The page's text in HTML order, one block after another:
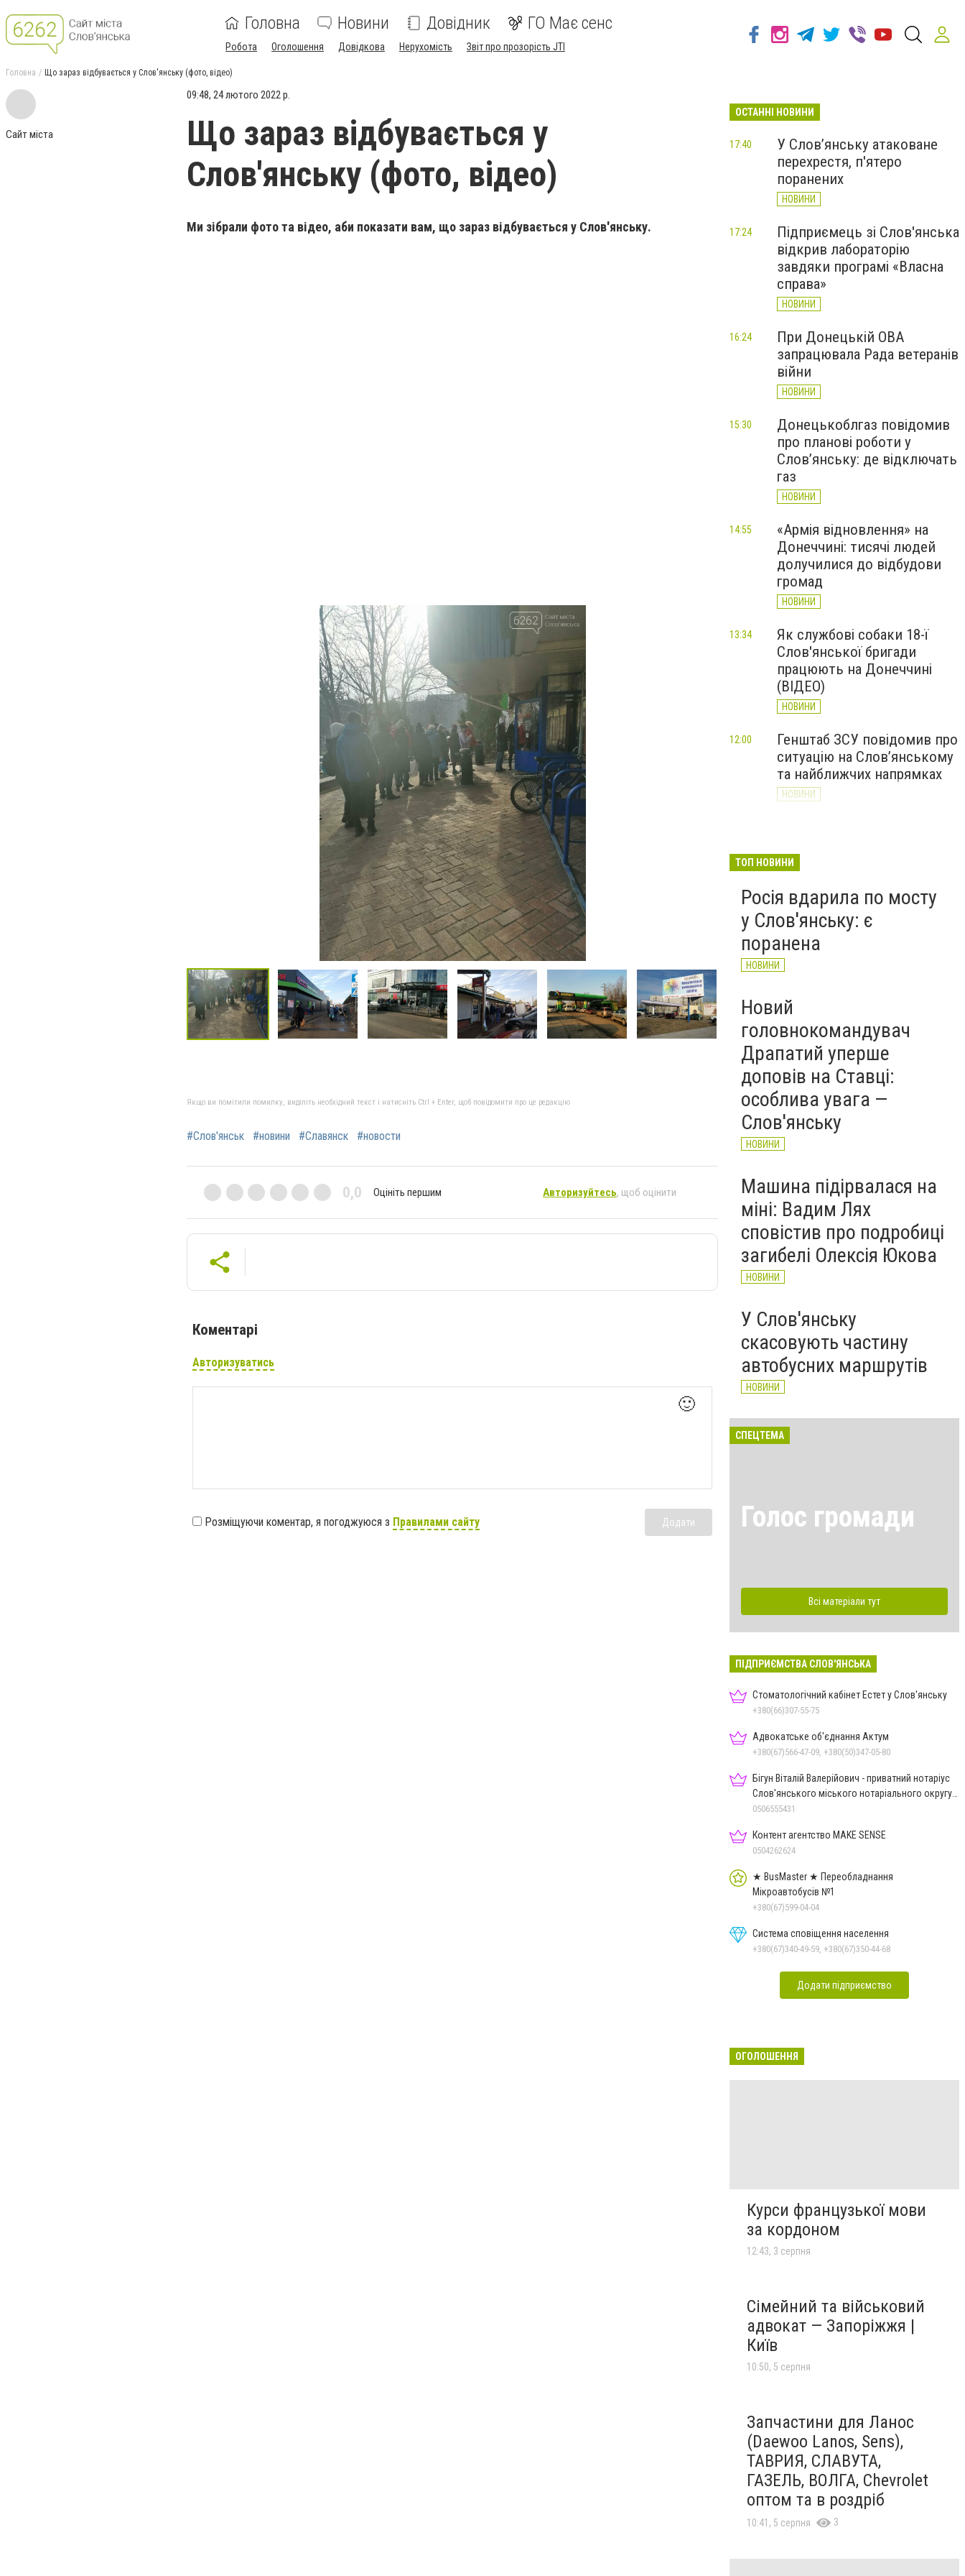
Головна Новини Довідник ГО Має сенс
Робота Оголошення Довідкова Нерухомість Звіт про прозорість JTI
Головна Що зараз відбувається у Слов'янську (фото, відео)
Сайт міста
09:48, 24 лютого 2022 р.
Що зараз відбувається у
Слов'янську (фото, відео)
Ми зібрали фото та відео, аби показати вам, що зараз відбувається у Слов'янську.
Якщо ви помітили помилку, виділіть необхідний текст і натисніть Ctrl + Enter, щоб повідомити про це редакцію
#Слов'янськ #новини #Славянск #новости
0,0 Оцініть першим Авторизуйтесь, щоб оцінити
Коментарі
Авторизуватись
🙂
Розміщуючи коментар, я погоджуюся з Правилами сайту Додати
ОСТАННІ НОВИНИ
У Слов’янську атаковане
перехрестя, п'ятеро
поранених
НОВИНИ
17:40
Підприємець зі Слов'янська
відкрив лабораторію
завдяки програмі «Власна
справа»
НОВИНИ
17:24
При Донецькій ОВА
запрацювала Рада ветеранів
війни
НОВИНИ
16:24
Донецькоблгаз повідомив
про планові роботи у
Слов’янську: де відключать
газ
НОВИНИ
15:30
«Армія відновлення» на
Донеччині: тисячі людей
долучилися до відбудови
громад
НОВИНИ
14:55
Як службові собаки 18-ї
Слов'янської бригади
працюють на Донеччині
(ВІДЕО)
НОВИНИ
13:34
Генштаб ЗСУ повідомив про
ситуацію на Слов’янському
та найближчих напрямках
НОВИНИ
12:00
великої війни: 7 серпня
ТОП НОВИНИ
Росія вдарила по мосту
у Слов'янську: є
поранена
НОВИНИ
Новий
головнокомандувач
Драпатий уперше
доповів на Ставці:
особлива увага —
Слов'янську
НОВИНИ
Машина підірвалася на
міні: Вадим Лях
сповістив про подробиці
загибелі Олексія Юкова
НОВИНИ
У Слов'янську
скасовують частину
автобусних маршрутів
НОВИНИ
СПЕЦТЕМА
Голос громади
Всі матеріали тут
ПІДПРИЄМСТВА СЛОВ'ЯНСЬКА
Стоматологічний кабінет Естет у Слов'янську
+380(66)307-55-75
Адвокатське об'єднання Актум
+380(67)566-47-09, +380(50)347-05-80
Бігун Віталій Валерійович - приватний нотаріус
Слов'янського міського нотаріального округу
Дон.обл.
0506555431
Контент агентство MAKE SENSE
0504262624
★ BusMaster ★ Переобладнання
Мікроавтобусів №1
+380(67)599-04-04
Система сповіщення населення
+380(67)340-49-59, +380(67)350-44-68
Додати підприємство
ОГОЛОШЕННЯ
Курси французької мови
за кордоном
12:43, 3 серпня
Сімейний та військовий
адвокат — Запоріжжя |
Київ
10:50, 5 серпня
Запчастини для Ланос
(Daewoo Lanos, Sens),
ТАВРИЯ, СЛАВУТА,
ГАЗЕЛЬ, ВОЛГА, Chevrolet
оптом та в роздріб
10:41, 5 серпня 3